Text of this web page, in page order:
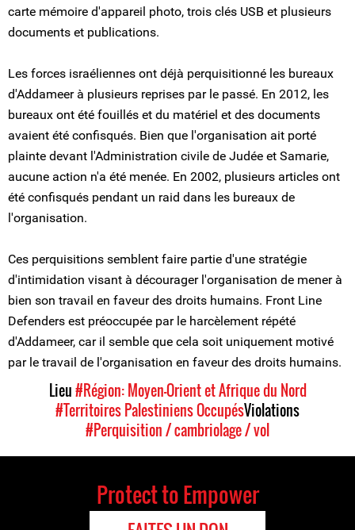
carte mémoire d'appareil photo, trois clés USB et plusieurs
documents et publications.
Les forces israéliennes ont déjà perquisitionné les bureaux
d'Addameer à plusieurs reprises par le passé. En 2012, les
bureaux ont été fouillés et du matériel et des documents
avaient été confisqués. Bien que l'organisation ait porté
plainte devant l'Administration civile de Judée et Samarie,
aucune action n'a été menée. En 2002, plusieurs articles ont
été confisqués pendant un raid dans les bureaux de
l'organisation.
Ces perquisitions semblent faire partie d'une stratégie
d'intimidation visant à décourager l'organisation de mener à
bien son travail en faveur des droits humains. Front Line
Defenders est préoccupée par le harcèlement répété
d'Addameer, car il semble que cela soit uniquement motivé
par le travail de l'organisation en faveur des droits humains.
Lieu#Région: Moyen-Orient et Afrique du Nord
#Territoires Palestiniens OccupésViolations
#Perquisition / cambriolage / vol
Protect to Empower